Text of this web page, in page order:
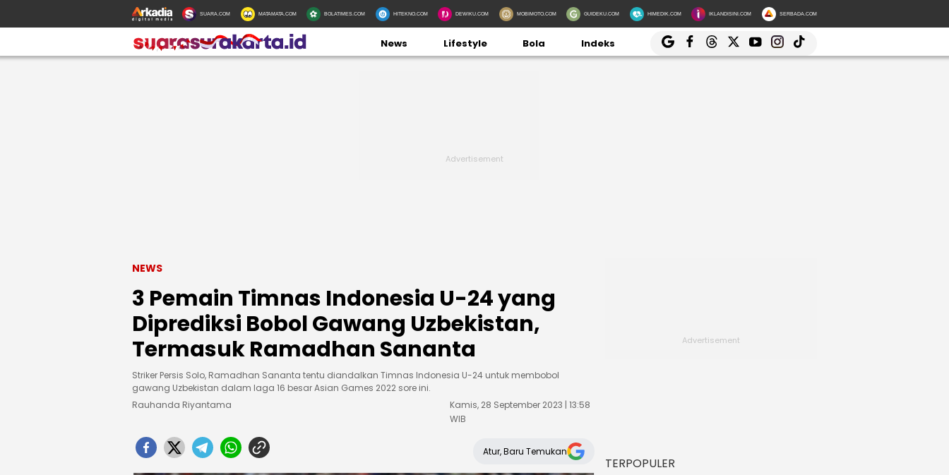
SUARA.COM MATAMATA.COM BOLATIMES.COM HITEKNO.COM DEWIKU.COM MOBIMOTO.COM GUIDEKU.COM HIMEDIK.COM IKLANDISINI.COM SERBADA.COM
News Lifestyle Bola Indeks
NEWS
3 Pemain Timnas Indonesia U-24 yang
Diprediksi Bobol Gawang Uzbekistan,
Termasuk Ramadhan Sananta
Striker Persis Solo, Ramadhan Sananta tentu diandalkan Timnas Indonesia U-24 untuk membobol
gawang Uzbekistan dalam laga 16 besar Asian Games 2022 sore ini.
Rauhanda Riyantama
Kamis, 28 September 2023 | 13:58
WIB
Atur, Baru Temukan
TERPOPULER